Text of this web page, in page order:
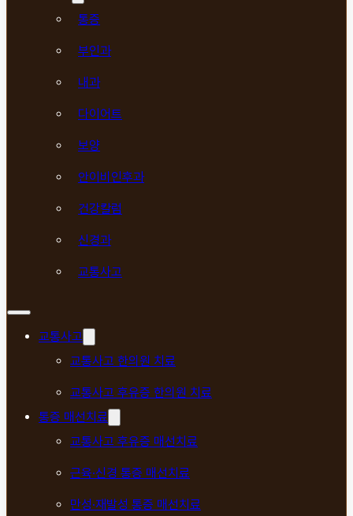
통증
부인과
내과
다이어트
보양
안이비인후과
건강칼럼
신경과
교통사고
교통사고
교통사고 한의원 치료
교통사고 후유증 한의원 치료
통증 매선치료
교통사고 후유증 매선치료
근육·신경 통증 매선치료
만성·재발성 통증 매선치료